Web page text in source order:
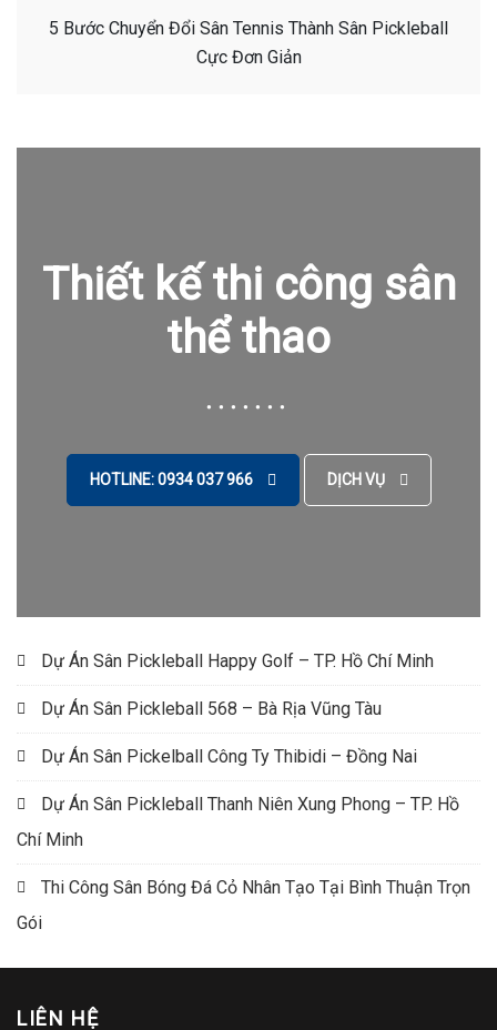
5 Bước Chuyển Đổi Sân Tennis Thành Sân Pickleball
Cực Đơn Giản
Thiết kế thi công sân
thể thao
HOTLINE: 0934 037 966 DỊCH VỤ
Dự Án Sân Pickleball Happy Golf – TP. Hồ Chí Minh
Dự Án Sân Pickleball 568 – Bà Rịa Vũng Tàu
Dự Án Sân Pickelball Công Ty Thibidi – Đồng Nai
Dự Án Sân Pickleball Thanh Niên Xung Phong – TP. Hồ
Chí Minh
Thi Công Sân Bóng Đá Cỏ Nhân Tạo Tại Bình Thuận Trọn
Gói
LIÊN HỆ